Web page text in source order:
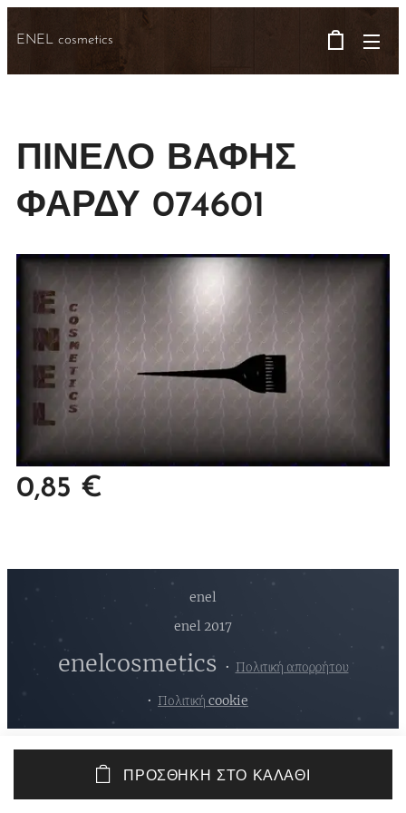
ENEL cosmetics
ΠΙΝΕΛΟ ΒΑΦΗΣ
ΦΑΡΔΥ 074601
0,85 €
ΠΡΟΣΘΉΚΗ ΣΤΟ ΚΑΛΆΘΙ
enel
enel 2017
enelcosmetics Πολιτική απορρήτου
Πολιτική cookie